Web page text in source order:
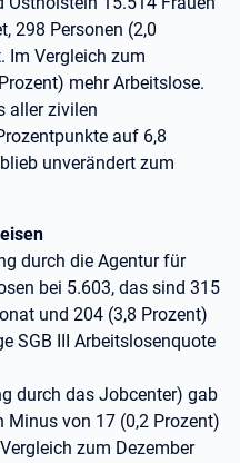
298 Personen (2,0
Im Vergleich zum
mehr Arbeitslose.
aller zivilen
auf 6,8
unverändert zum
durch die Agentur für
bei 5.603, das sind 315
und 204 (3,8 Prozent)
SGB III Arbeitslosenquote
durch das Jobcenter) gab
Minus von 17 (0,2 Prozent)
zum Dezember